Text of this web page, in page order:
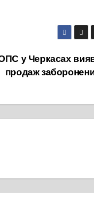
ОПС у Черкасах
продаж